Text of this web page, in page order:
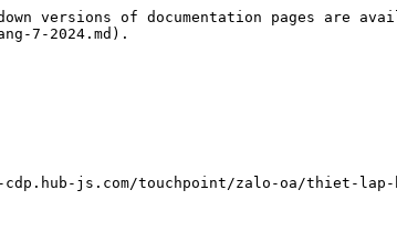
versions of documentation pages are
7-2024.md).
js.com/touchpoint/zalo-oa/thiet-